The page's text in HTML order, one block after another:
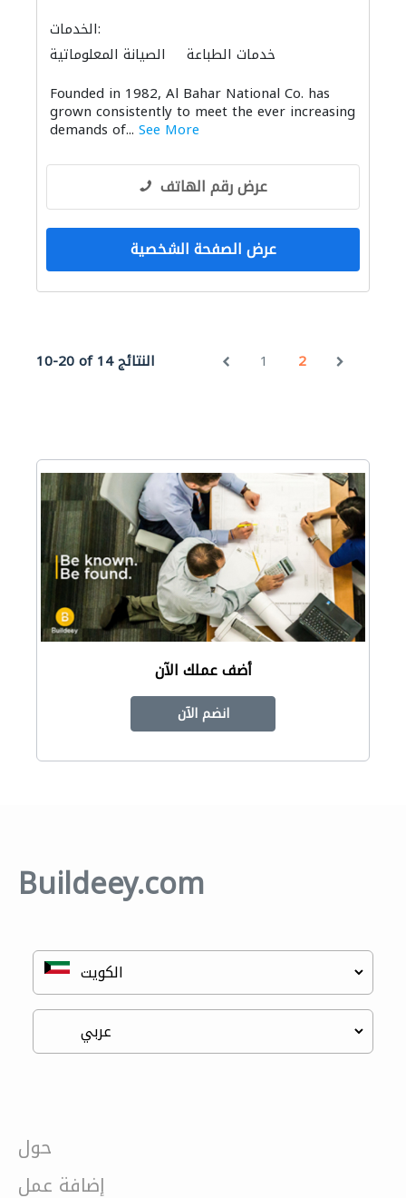
الخدمات:
الصيانة المعلوماتية
خدمات الطباعة
Founded in 1982, Al Bahar National Co. has
grown consistently to meet the ever increasing
demands of... See More
عرض رقم الهاتف
عرض الصفحة الشخصية
10-20 of 14 النتائج 1 2
أضف عملك الآن
انضم الآن
Buildeey.com
حول
إضافة عمل